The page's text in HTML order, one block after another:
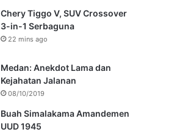
Chery Tiggo V, SUV Crossover
3-in-1 Serbaguna
22 mins ago
Medan: Anekdot Lama dan
Kejahatan Jalanan
08/10/2019
Buah Simalakama Amandemen
UUD 1945